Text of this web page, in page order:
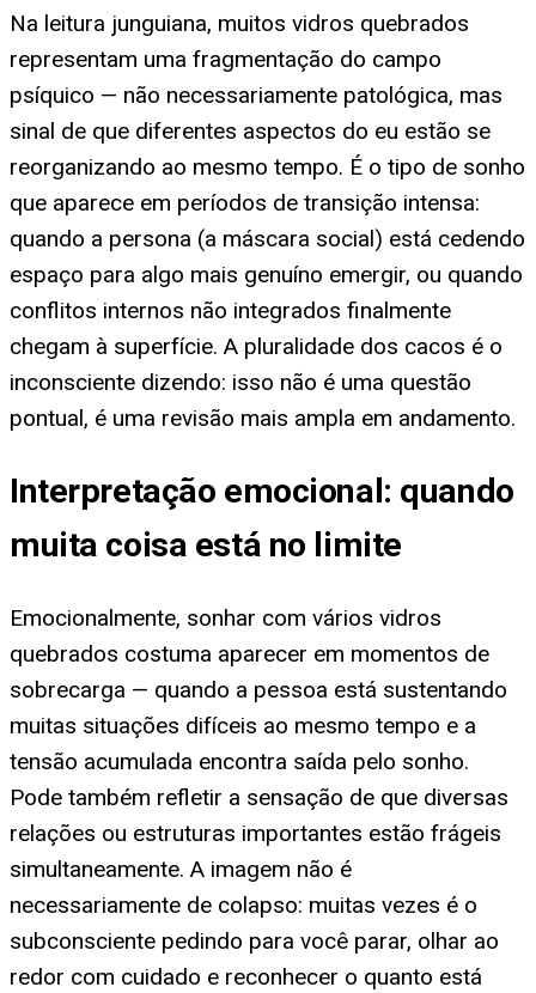
Na leitura junguiana, muitos vidros quebrados
representam uma fragmentação do campo
psíquico — não necessariamente patológica, mas
sinal de que diferentes aspectos do eu estão se
reorganizando ao mesmo tempo. É o tipo de sonho
que aparece em períodos de transição intensa:
quando a persona (a máscara social) está cedendo
espaço para algo mais genuíno emergir, ou quando
conflitos internos não integrados finalmente
chegam à superfície. A pluralidade dos cacos é o
inconsciente dizendo: isso não é uma questão
pontual, é uma revisão mais ampla em andamento.
Interpretação emocional: quando
muita coisa está no limite
Emocionalmente, sonhar com vários vidros
quebrados costuma aparecer em momentos de
sobrecarga — quando a pessoa está sustentando
muitas situações difíceis ao mesmo tempo e a
tensão acumulada encontra saída pelo sonho.
Pode também refletir a sensação de que diversas
relações ou estruturas importantes estão frágeis
simultaneamente. A imagem não é
necessariamente de colapso: muitas vezes é o
subconsciente pedindo para você parar, olhar ao
redor com cuidado e reconhecer o quanto está